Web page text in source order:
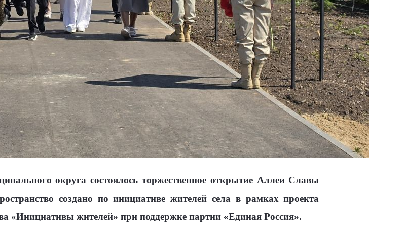
округа состоялось торжественное открытие Аллеи Славы
создано по инициативе жителей села в рамках проекта
жителей» при поддержке партии «Единая Россия».